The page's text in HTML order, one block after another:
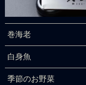
巻海老
白身魚
季節のお野菜